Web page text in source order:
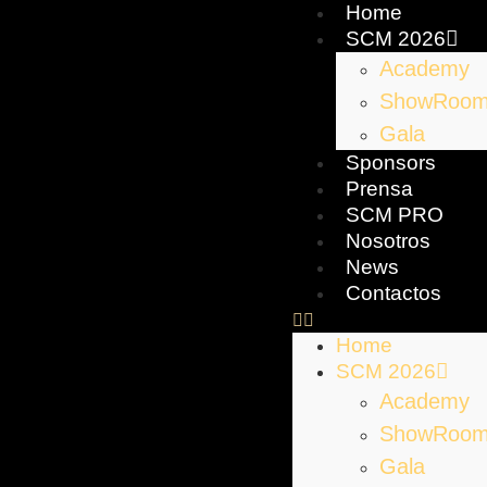
Home
SCM 2026
Academy
Gala
Sponsors
Prensa
SCM PRO
Nosotros
News
Contactos
Home
SCM 2026
Academy
Gala